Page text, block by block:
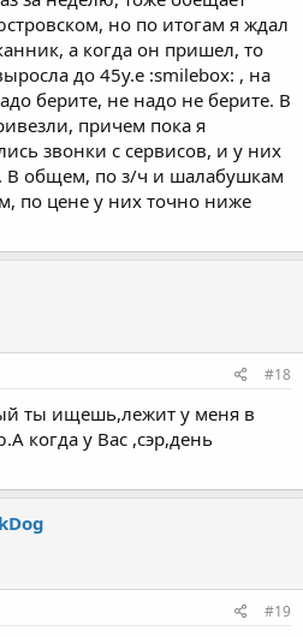
но по итогам я ждал
а когда он пришел, то
до 45у.е :smilebox: , на
берите, не надо не берите. В
причем пока я
звонки с сервисов, и у них
В общем, по з/ч и шалабушкам
по цене у них точно ниже
#18
ты ищешь,лежит у меня в
когда у Вас ,сэр,день
#19